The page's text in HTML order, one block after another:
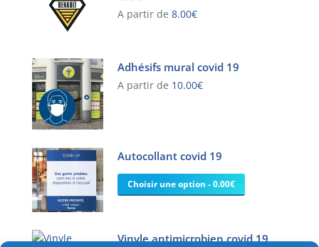
sur
produit
A partir de 8.00€
a
plusieurs
peuvent
choisies
sur
page
Adhésifs mural covid 19
A partir de 10.00€
plusieurs
variations.
Les
être
Autocollant covid 19
Choisir une option - 0.00€
Vinyle antimicrobien covid 19